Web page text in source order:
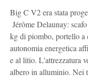
Big C V2 era stata
Jérôme Delaunay:
kg di piombo, portello a
autonomia energetica
e al litio. L'attrezzatura
albero in alluminio. Nei